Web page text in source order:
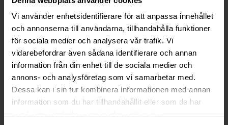
Vi använder enhetsidentifierare för att anpassa innehållet
och annonserna till användarna, tillhandahålla funktioner
för sociala medier och analysera vår trafik. Vi
vidarebefordrar även sådana identifierare och annan
information från din enhet till de sociala medier och
annons- och analysföretag som vi samarbetar med.
Dessa kan i sin tur kombinera informationen med annan
information som du har tillhandahållit eller som de har
Från100kr
(Exkl. moms)
VÄLJ
Beskrivning